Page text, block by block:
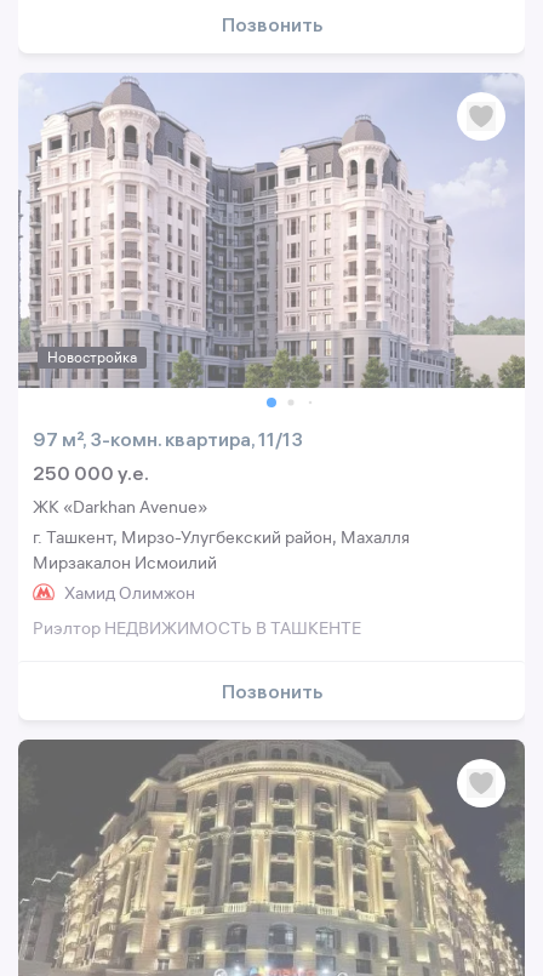
Позвонить
Новостройка
97 м², 3-комн. квартира, 11/13
250 000 y.e.
ЖК «Darkhan Avenue»
г. Ташкент, Мирзо-Улугбекский район, Махалля
Мирзакалон Исмоилий
Хамид Олимжон
Риэлтор НЕДВИЖИМОСТЬ В ТАШКЕНТЕ
Позвонить